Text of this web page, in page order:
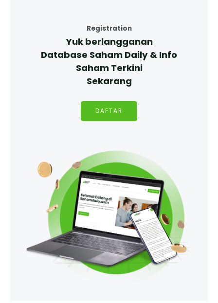
Registration
Yuk berlangganan
Database Saham Daily & Info
Saham Terkini
Sekarang
DAFTAR